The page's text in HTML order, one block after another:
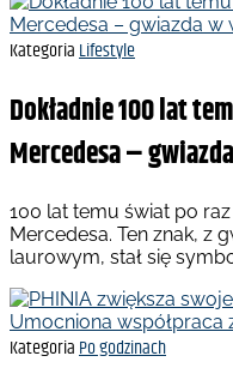
KategoriaLifestyle
Dokładnie 100 lat
Mercedesa –
100 lat temu świat po
Mercedesa. Ten znak, z
laurowym, stał się
KategoriaPo godzinach